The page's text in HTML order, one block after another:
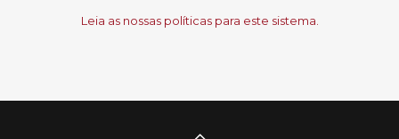
Leia as nossas políticas para este sistema.